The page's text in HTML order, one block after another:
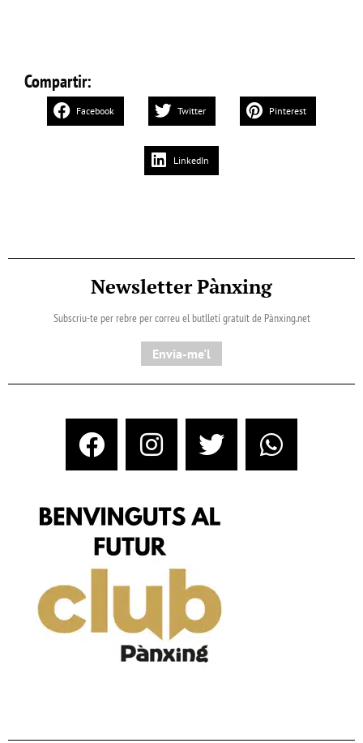
Compartir:
Facebook Twitter Pinterest
LinkedIn
Newsletter Pànxing
Subscriu-te per rebre per correu el butlletí gratuït de Pànxing.net​
Envia-me'l